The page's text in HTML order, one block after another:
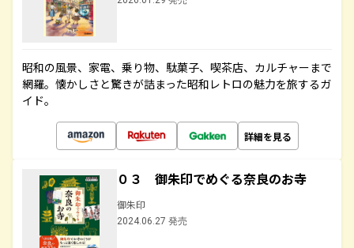
昭和の風景、家電、乗り物、駄菓子、喫茶店、カルチャーまで
網羅。懐かしさと驚きが詰まった昭和レトロの魅力を旅するガ
イド。
詳細を見る
０３ 御朱印でめぐる奈良のお寺
御朱印
2024.06.27 発売